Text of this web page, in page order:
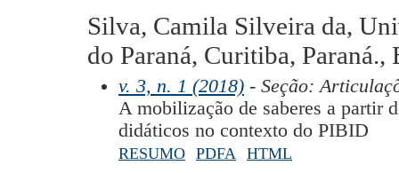
Silva, Camila Silveira da,
do Paraná, Curitiba, Paraná.,
v. 3, n. 1 (2018) - Seção:
A mobilização de saberes a partir
didáticos no contexto do PIBID
RESUMO PDFA HTML